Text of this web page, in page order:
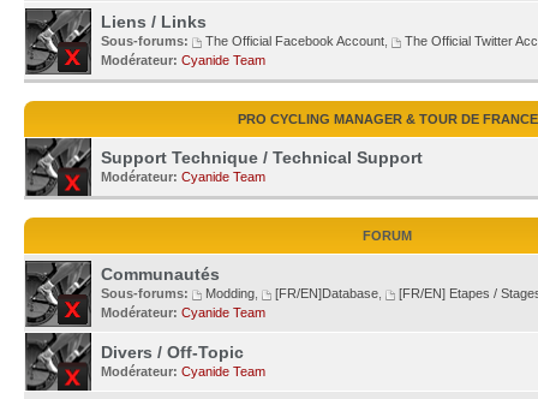
Liens / Links
Sous-forums: The Official Facebook Account
The Official Twitter
Modérateur: Cyanide Team
PRO CYCLING MANAGER & TOUR DE FRANCE
Support Technique / Technical Support
Modérateur: Cyanide Team
FORUM
Communautés
Sous-forums: Modding [FR/EN]Database
[FR/EN] Etapes /
Modérateur: Cyanide Team
Divers / Off-Topic
Modérateur: Cyanide Team